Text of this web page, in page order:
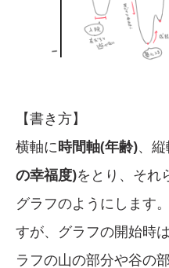
【書き方】
横軸に時間軸(年齢)、
の幸福度)をとり、それ
グラフのようにします
すが、グラフの開始時
ラフの山の部分や谷の